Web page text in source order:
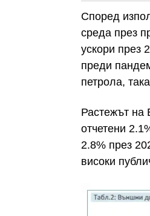
Според
среда през
ускори през
преди
петрола,
Растежът на
отчетени
2.8% през
високи